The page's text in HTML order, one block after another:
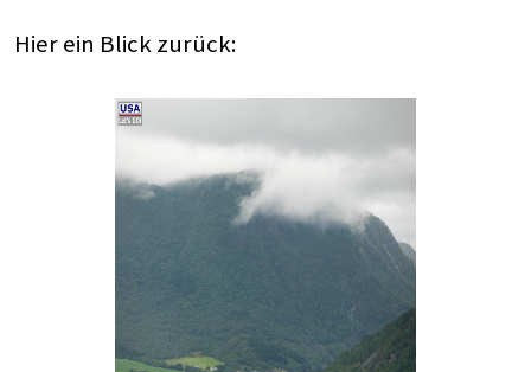
Hier ein Blick zurück: